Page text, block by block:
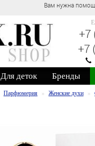
Вам нужна помощь?
+7
+7
Для деток Бренды
Парфюмерия Женские духи